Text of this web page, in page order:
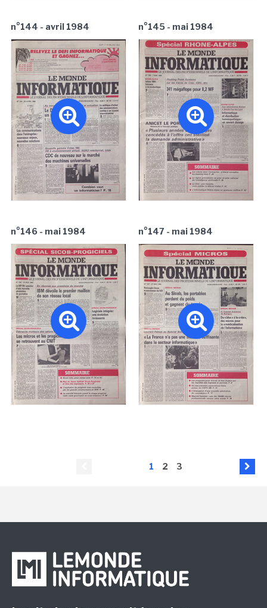
n°144 - avril 1984 n°145 - mai 1984
n°146 - mai 1984 n°147 - mai 1984
1 2 3